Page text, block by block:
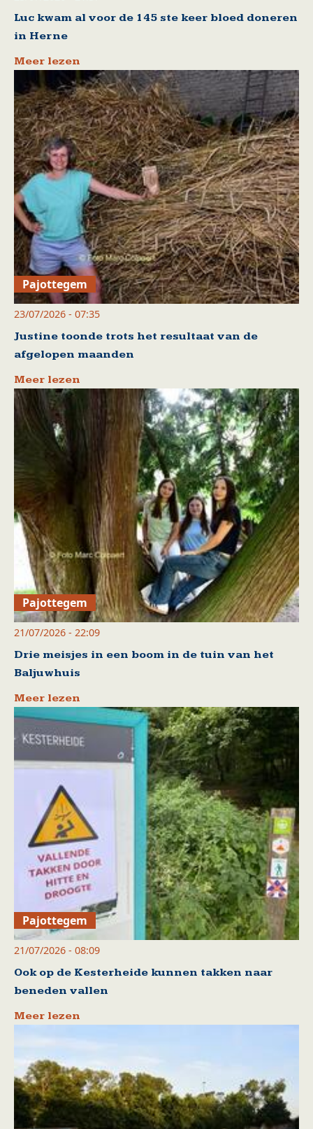
Luc kwam al voor de 145 ste keer bloed doneren
in Herne
Meer lezen
Pajottegem
23/07/2026 - 07:35
Justine toonde trots het resultaat van de
afgelopen maanden
Meer lezen
Pajottegem
21/07/2026 - 22:09
Drie meisjes in een boom in de tuin van het
Baljuwhuis
Meer lezen
Pajottegem
21/07/2026 - 08:09
Ook op de Kesterheide kunnen takken naar
beneden vallen
Meer lezen